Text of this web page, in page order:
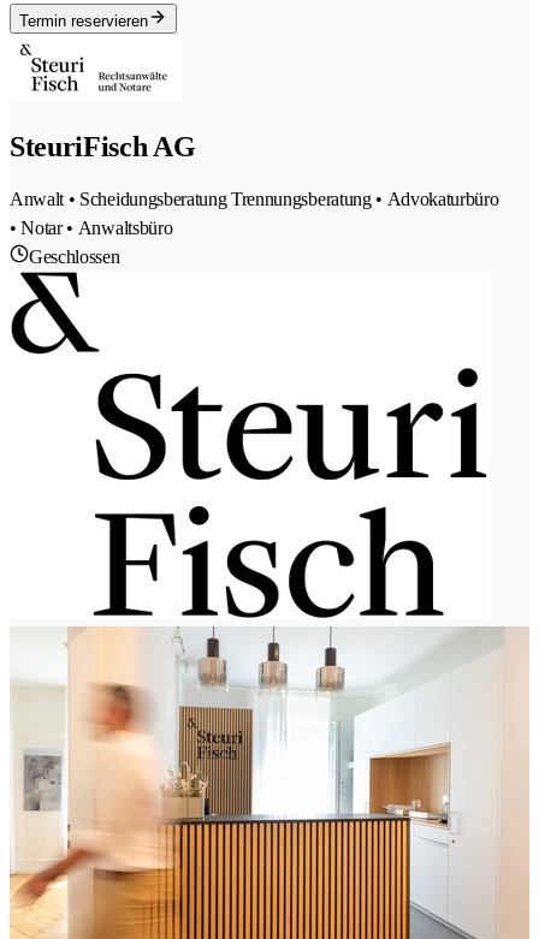
Termin reservieren
SteuriFisch AG
Anwalt • Scheidungsberatung Trennungsberatung • Advokaturbüro
• Notar • Anwaltsbüro
Geschlossen